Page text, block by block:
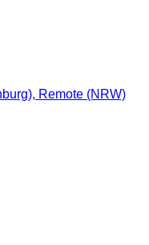
Remote (NRW)